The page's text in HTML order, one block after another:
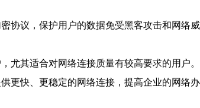
协议，保护用户的数据免受黑客攻击和网
尤其适合对网络连接质量有较高要求的用户。
更快、更稳定的网络连接，提高企业的网